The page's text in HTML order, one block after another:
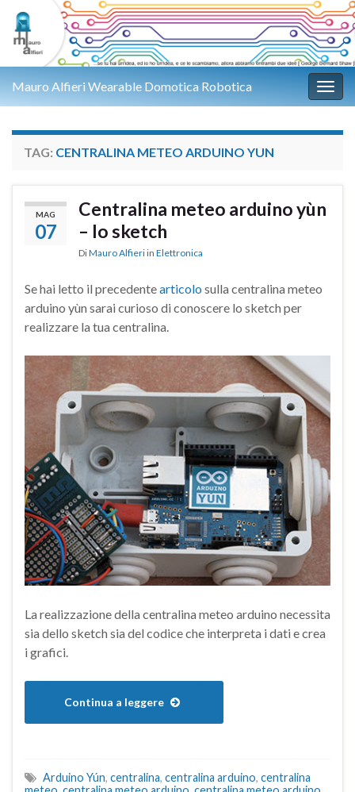
Mauro Alfieri Wearable Domotica Robotica
TAG: CENTRALINA METEO ARDUINO YUN
MAG
07
Centralina meteo arduino yùn
– lo sketch
DiMauro Alfieri in Elettronica
Se hai letto il precedentearticolo sulla centralina meteo
arduino yùn sarai curioso di conoscere lo sketch per
realizzare la tua centralina.
La realizzazione della centralina meteo arduino necessita
sia dello sketch sia del codice che interpreta i dati e crea
i grafici.
Continua a leggere
Arduino Yún, centralina, centralina arduino, centralina